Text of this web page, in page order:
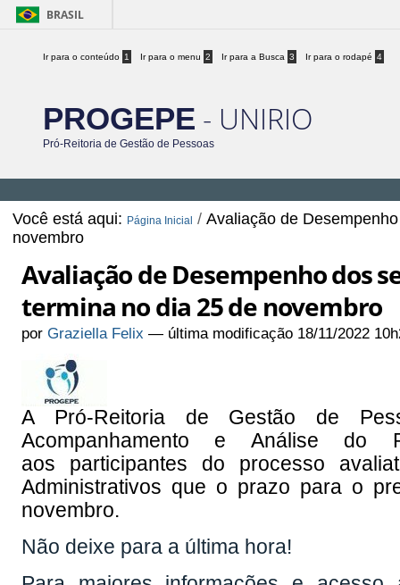
BRASIL
Ir para o conteúdo 1 Ir para o menu 2 Ir para a Busca 3 Ir para o rodapé 4
PROGEPE - UNIRIO
Pró-Reitoria de Gestão de Pessoas
Você está aqui: Página Inicial /Avaliação de
novembro
Avaliação de Desempenho dos
termina no dia 25 de novembro
porGraziella Felix — última modificação 18/11/2022
A Pró-Reitoria de Gestão de
Acompanhamento e Análise do
aos participantes do processo
Administrativos que o prazo para o
novembro.
Não deixe para a última hora!